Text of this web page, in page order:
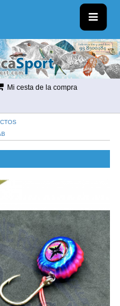
Mi cesta de la compra